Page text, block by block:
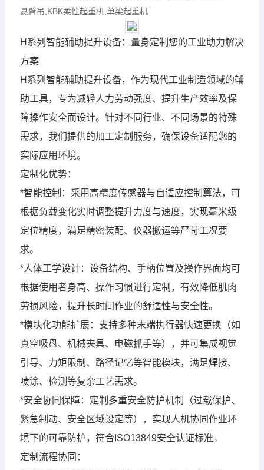
悬臂吊 KBK柔性起重机 单梁起重机
H系列智能辅助提升设备：量身定制您的工业助力解决
方案
H系列智能辅助提升设备，作为现代工业制造领域的辅
助工具，专为减轻人力劳动强度、提升生产效率及保
障操作安全而设计。针对不同行业、不同场景的特殊
需求，我们提供的加工定制服务，确保设备适配您的
实际应用环境。
定制化优势：
*智能控制：采用高精度传感器与自适应控制算法，可
根据负载变化实时调整提升力度与速度，实现毫米级
定位精度，满足精密装配、仪器搬运等严苛工况要
求。
*人体工学设计：设备结构、手柄位置及操作界面均可
根据使用者身高、操作习惯进行定制，有效降低肌肉
劳损风险，提升长时间作业的舒适性与安全性。
*模块化功能扩展：支持多种末端执行器快速更换（如
真空吸盘、机械夹具、电磁抓手等），并可集成视觉
引导、力矩限制、路径记忆等智能模块，满足焊接、
喷涂、检测等复杂工艺需求。
*安全协同保障：定制多重安全防护机制（过载保护、
紧急制动、安全区域设定等），实现人机协同作业环
境下的可靠防护，符合ISO13849安全认证标准。
定制流程协同：